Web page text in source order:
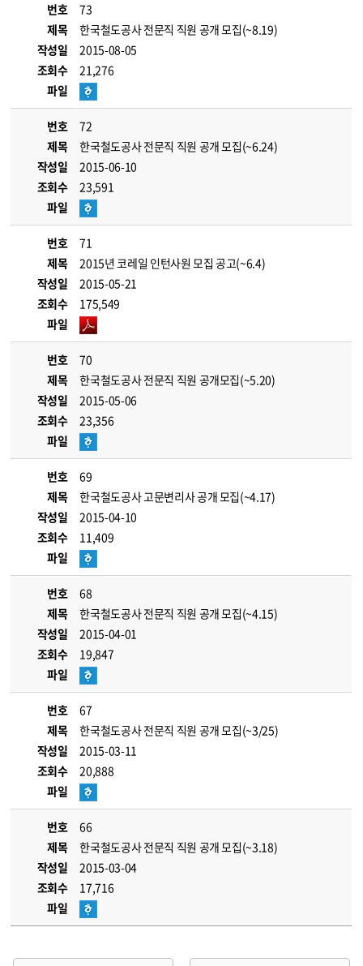
번호
73
제목
한국철도공사 전문직 직원 공개 모집(~8.19)
작성일
2015-08-05
조회수
21,276
파일
번호
72
제목
한국철도공사 전문직 직원 공개 모집(~6.24)
작성일
2015-06-10
조회수
23,591
파일
번호
71
제목
2015년 코레일 인턴사원 모집 공고(~6.4)
작성일
2015-05-21
조회수
175,549
파일
번호
70
제목
한국철도공사 전문직 직원 공개모집(~5.20)
작성일
2015-05-06
조회수
23,356
파일
번호
69
제목
한국철도공사 고문변리사 공개 모집(~4.17)
작성일
2015-04-10
조회수
11,409
파일
번호
68
제목
한국철도공사 전문직 직원 공개 모집(~4.15)
작성일
2015-04-01
조회수
19,847
파일
번호
67
제목
한국철도공사 전문직 직원 공개 모집(~3/25)
작성일
2015-03-11
조회수
20,888
파일
번호
66
제목
한국철도공사 전문직 직원 공개 모집(~3.18)
작성일
2015-03-04
조회수
17,716
파일